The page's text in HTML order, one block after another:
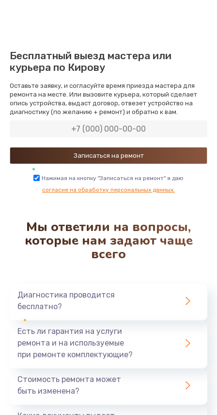
Бесплатный выезд мастера или
курьера по Кирову
Оставьте заявку, и согласуйте время приезда мастера для
ремонта на месте. Или вызовите курьера, который сделает
опись устройства, выдаст договор, отвезет устройство на
диагностику (по желанию + ремонт) и обратно к вам.
Нажимая на кнопку "Записаться на ремонт" я даю
согласие на обработку персональных данных.
Мы ответили на вопросы,
которые нам задают чаще
всего
Диагностика проводится
бесплатно?
Есть ли гарантия на услуги
ремонта и на используемые
при ремонте комплектующие?
Стоимость ремонта может
быть изменена?